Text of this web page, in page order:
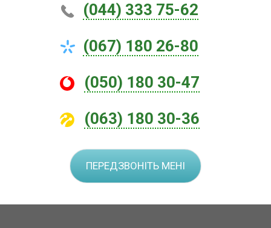
(044) 333 75-62
(067) 180 26-80
(050) 180 30-47
(063) 180 30-36
ПЕРЕДЗВОНІТЬ МЕНІ